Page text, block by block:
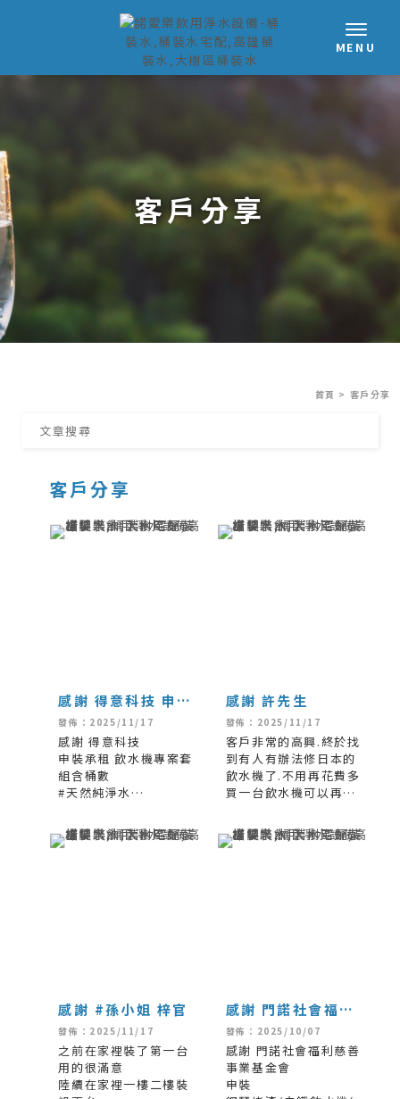
客戶分享
首頁 > 客戶分享
客戶分享
感謝 得意科技 申裝
承租 飲水機專案套
組含桶數
發佈：2025/11/17
感謝 得意科技
申裝承租 飲水機專案套
組含桶數
#天然純淨水
#服務態度又很差
#所有人
感謝 許先生
發佈：2025/11/17
客戶非常的高興.終於找
到有人有辦法修日本的
飲水機了.不用再花費多
買一台飲水機可以再用
感謝 #孫小姐 梓官
發佈：2025/11/17
之前在家裡裝了第一台
用的很滿意
陸續在家裡一樓二樓裝
感謝 門諾社會福利
慈善事業基金會 申
裝 鋼琴烤漆/白鐵飲
水機(黑色)下抽式
專案套組含桶數
發佈：2025/10/07
感謝 門諾社會福利慈善
事業基金會
申裝